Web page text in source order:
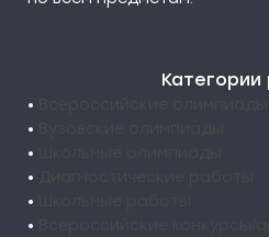
Категории
•
•
•
•
•
•